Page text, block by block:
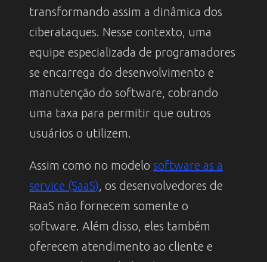
transformando assim a dinâmica dos
ciberataques. Nesse contexto, uma
equipe especializada de programadores
se encarrega do desenvolvimento e
manutenção do software, cobrando
uma taxa para permitir que outros
usuários o utilizem.
Assim como no modelosoftware as a
service (SaaS), os desenvolvedores de
RaaS não fornecem somente o
software. Além disso, eles também
oferecem atendimento ao cliente e